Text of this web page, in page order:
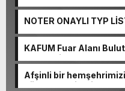
NOTER ONAYLI TYP
KAFUM Fuar Alanı
Şenlendi.
Afşinli bir
güçlenerek ilerliyor.